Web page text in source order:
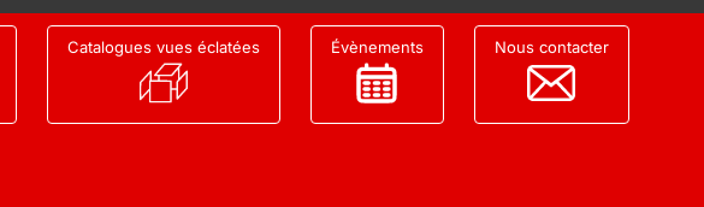
Catalogues vues éclatées Évènements Nous contacter